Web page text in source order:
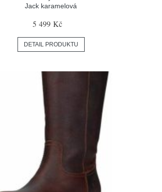
Jack karamelová
5 499 Kč
DETAIL PRODUKTU